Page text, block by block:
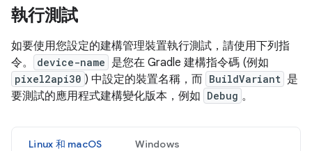
執行測試
如要使用您設定的建構管理裝置執行測試，請使用下列指
令。
device-name 是您在 Gradle 建構指令碼 (例如
pixel2api30 ) 中設定的裝置名稱，而 BuildVariant 是
要測試的應用程式建構變化版本，例如 Debug 。
Linux 和 macOS Windows